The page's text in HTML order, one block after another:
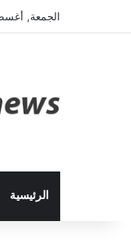
الجمعة, أغسطس
الرئيسية